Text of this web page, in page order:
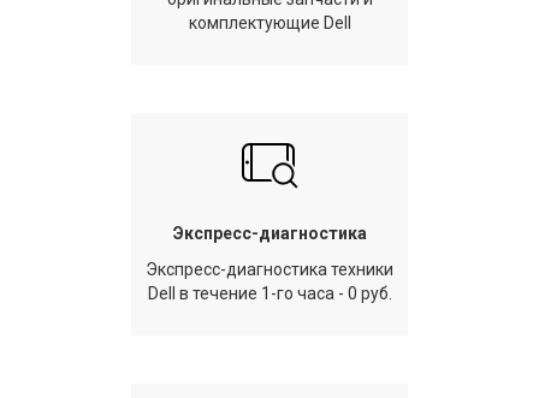
комплектующие Dell
Экспресс-диагностика
Экспресс-диагностика техники
Dell в течение 1-го часа - 0 руб.